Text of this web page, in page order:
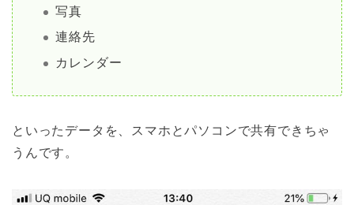
写真
連絡先
カレンダー
といったデータを、
スマホとパソコンで共有できちゃ
うんです。